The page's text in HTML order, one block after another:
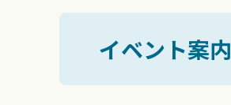
イベント案内